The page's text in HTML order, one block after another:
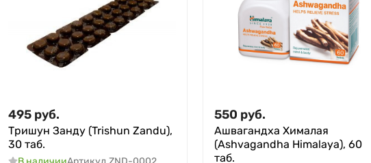
495 руб.
Тришун Занду (Trishun Zandu),
30 таб.
550 руб.
Ашвагандха Хималая
(Ashvagandha Himalaya), 60
таб.